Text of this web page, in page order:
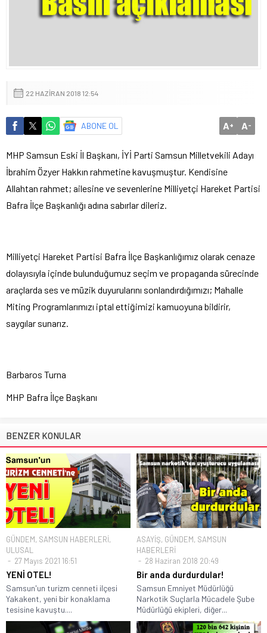
22 HAZIRAN 2018 12:54
ABONE OL A+ A-
MHP Samsun Eski İl Başkanı, İYİ Parti Samsun Milletvekili Adayı
İbrahim Özyer Hakkın rahmetine kavuşmuştur. Kendisine
Allahtan rahmet; ailesine ve sevenlerine Milliyetçi Hareket Partisi
Bafra İlçe Başkanlığı adına sabırlar dileriz.
Milliyetçi Hareket Partisi Bafra İlçe Başkanlığımız olarak cenaze
dolayısıyla içinde bulunduğumuz seçim ve propaganda sürecinde
araçlarda ses ve müzik duyurularını sonlandırdığımızı; Mahalle
Miting Programlarımızı iptal ettiğimizi kamuoyuna bildirir,
saygılar sunarız.
Barbaros Turna
MHP Bafra İlçe Başkanı
BENZER KONULAR
GÜNDEM, SAMSUN HABERLERİ,
ULUSAL
27 Mayıs 2021 16:51
YENİ OTEL!
Samsun'un turizm cenneti ilçesi
Yakakent, yeni bir konaklama
tesisine kavuştu....
ASAYİŞ, GÜNDEM, SAMSUN
HABERLERİ
28 Haziran 2018 20:49
Bir anda durdurdular!
Samsun Emniyet Müdürlüğü
Narkotik Suçlarla Mücadele Şube
Müdürlüğü ekipleri, diğer...